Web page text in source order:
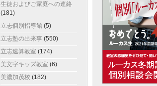
生徒およびご家庭への連絡
(181)
立志個別指導館 (5)
立志塾の出来事 (550)
立志速算教室 (174)
美文字キッズ教室 (6)
美濃加茂校 (182)